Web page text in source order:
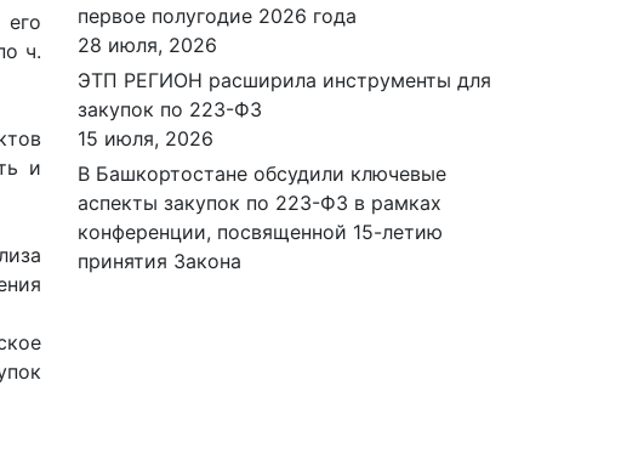
ч.
и
первое полугодие 2026 года
28 июля, 2026
ЭТП РЕГИОН расширила инструменты для
закупок по 223-ФЗ
15 июля, 2026
В Башкортостане обсудили ключевые
аспекты закупок по 223-ФЗ в рамках
конференции, посвященной 15-летию
принятия Закона